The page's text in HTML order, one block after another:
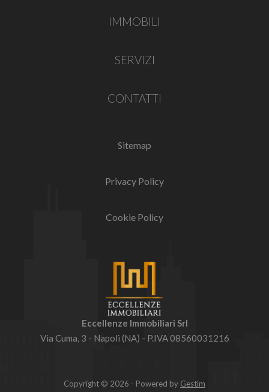
IMMOBILI
SERVIZI
CONTATTI
Sitemap
Privacy Policy
Cookie Policy
Eccellenze Immobiliari Srl
Via Cuma, 3 - Napoli (NA) - P.IVA 08560031216
Copyright © 2026 - Powered by Gestim